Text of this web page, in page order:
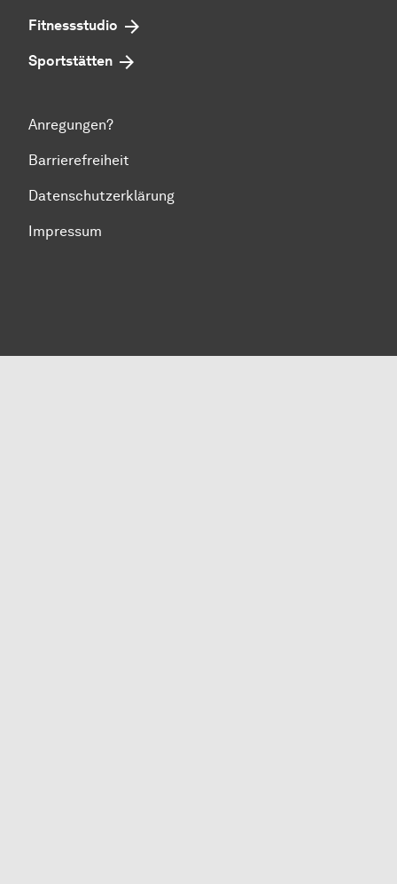
Fitnessstudio
Sportstätten
Anregungen?
Barrierefreiheit
Datenschutzerklärung
Impressum